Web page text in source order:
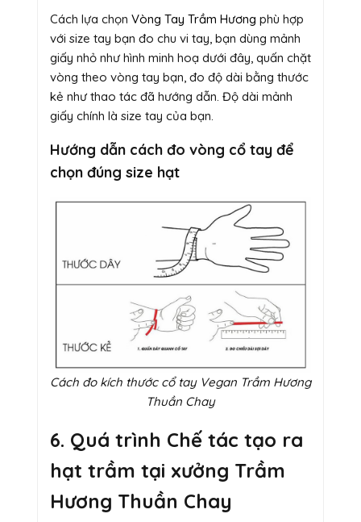
Cách lựa chọn Vòng Tay Trầm Hương phù hợp
với size tay bạn đo chu vi tay, bạn dùng mảnh
giấy nhỏ như hình minh hoạ dưới đây, quấn chặt
vòng theo vòng tay bạn, đo độ dài bằng thước
kẻ như thao tác đã hướng dẫn. Độ dài mảnh
giấy chính là size tay của bạn.
Hướng dẫn cách đo vòng cổ tay để
chọn đúng size hạt
Cách đo kích thước cổ tay Vegan Trầm Hương
Thuần Chay
6. Quá trình Chế tác tạo ra
hạt trầm tại xưởng Trầm
Hương Thuần Chay